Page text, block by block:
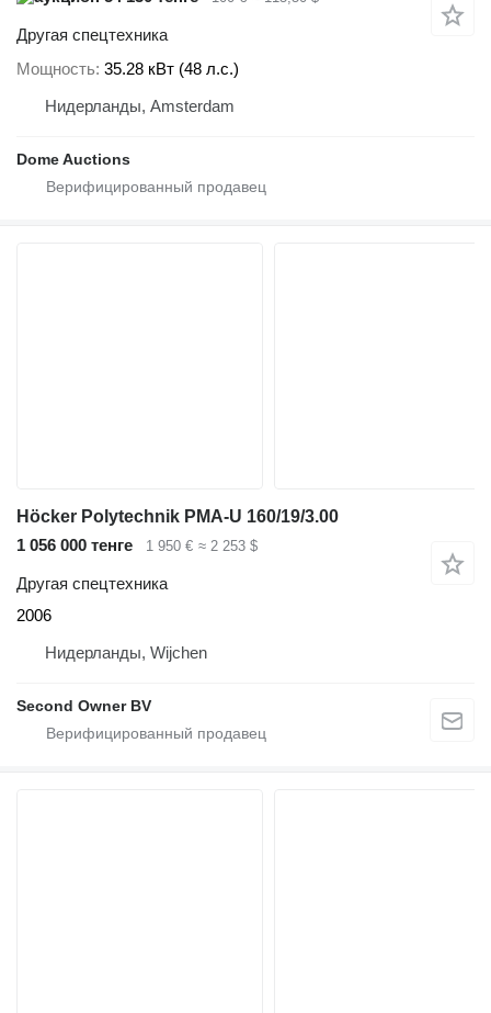
Другая спецтехника
Мощность 35.28 кВт (48 л.с.)
Нидерланды, Amsterdam
Dome Auctions
Höcker Polytechnik PMA-U 160/19/3.00
1 056 000 тенге
1 950 € ≈ 2 253 $
Другая спецтехника
2006
Нидерланды, Wijchen
Second Owner BV